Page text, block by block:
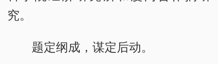
究。
题定纲成，谋定后动。